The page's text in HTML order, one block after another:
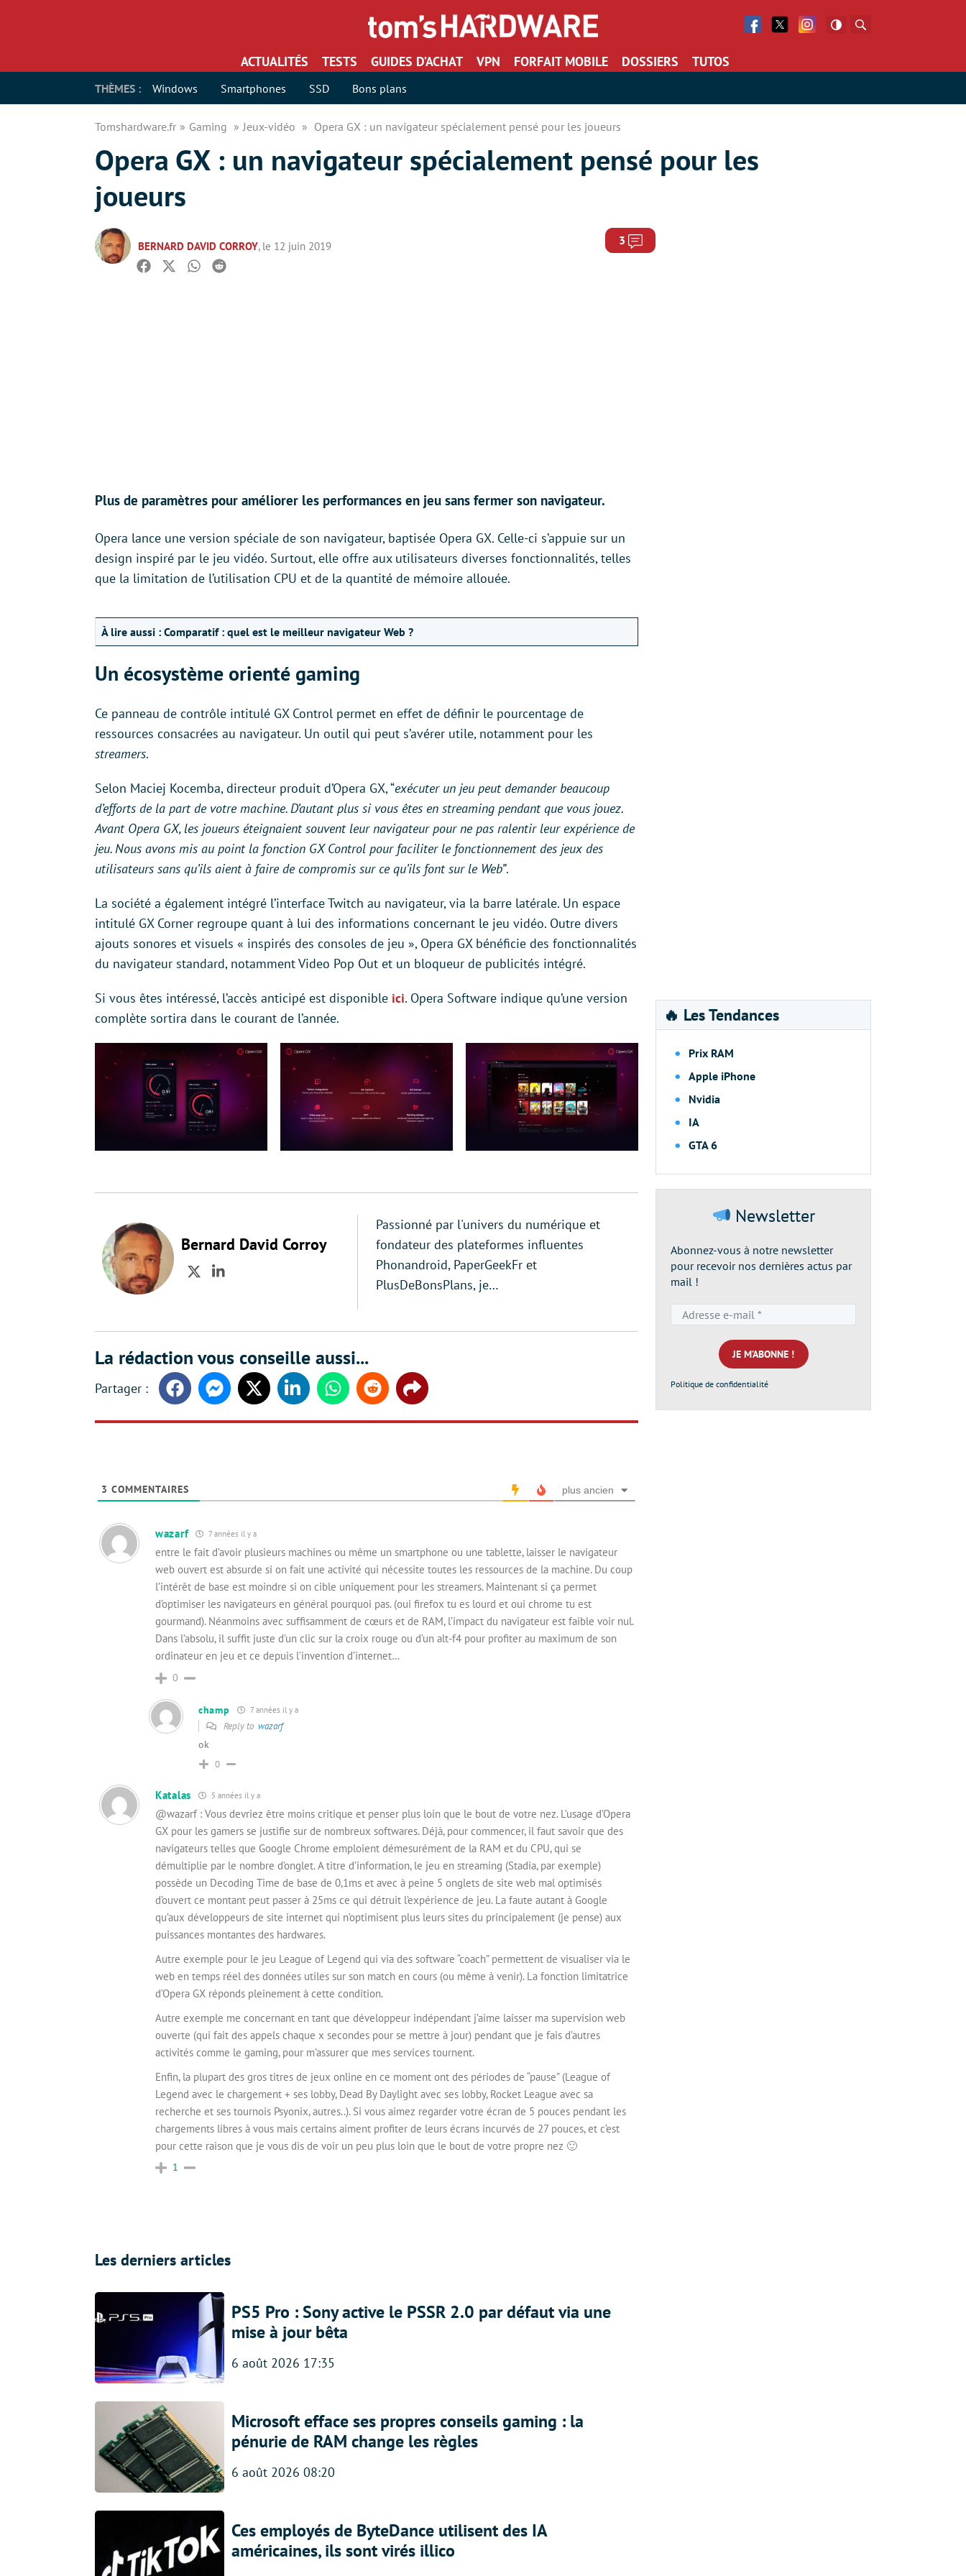
Facebook
Twitter Facebook
ACTUALITÉS TESTS GUIDES D’ACHAT VPN FORFAIT MOBILE DOSSIERS TUTOS
THÈMES : Windows Smartphones SSD Bons plans
Tomshardware.fr Gaming Jeux-vidéo Opera GX : un navigateur spécialement pensé pour les joueurs
Opera GX : un navigateur spécialement pensé pour les
joueurs
BERNARD DAVID CORROY, le 12 juin 2019 3 Commentaires
Facebook
TwitterWhatsapp
Reddit
Plus de paramètres pour améliorer les performances en jeu sans fermer son navigateur.
Opera lance une version spéciale de son navigateur, baptisée Opera GX. Celle-ci s’appuie sur un
design inspiré par le jeu vidéo. Surtout, elle offre aux utilisateurs diverses fonctionnalités, telles
que la limitation de l’utilisation CPU et de la quantité de mémoire allouée.
À lire aussi : Comparatif : quel est le meilleur navigateur Web ?
Un écosystème orienté gaming
Ce panneau de contrôle intitulé GX Control permet en effet de définir le pourcentage de
ressources consacrées au navigateur. Un outil qui peut s’avérer utile, notamment pour les
streamers.
Selon Maciej Kocemba, directeur produit d’Opera GX, “exécuter un jeu peut demander beaucoup
d’efforts de la part de votre machine. D’autant plus si vous êtes en streaming pendant que vous jouez.
Avant Opera GX, les joueurs éteignaient souvent leur navigateur pour ne pas ralentir leur expérience de
jeu. Nous avons mis au point la fonction GX Control pour faciliter le fonctionnement des jeux des
utilisateurs sans qu’ils aient à faire de compromis sur ce qu’ils font sur le Web”.
La société a également intégré l’interface Twitch au navigateur, via la barre latérale. Un espace
intitulé GX Corner regroupe quant à lui des informations concernant le jeu vidéo. Outre divers
ajouts sonores et visuels « inspirés des consoles de jeu », Opera GX bénéficie des fonctionnalités
du navigateur standard, notamment Video Pop Out et un bloqueur de publicités intégré.
Si vous êtes intéressé, l’accès anticipé est disponible ici. Opera Software indique qu’une version
complète sortira dans le courant de l’année.
Bernard David Corroy
TwitterLinkedIn
Passionné par l'univers du numérique et
fondateur des plateformes influentes
Phonandroid, PaperGeekFr et
PlusDeBonsPlans, je…
La rédaction vous conseille aussi...
FacebookMessengerTwitter LinkedinWhatsappReddit Share
3 COMMENTAIRES plus ancien
wazarf 7 années il y a
entre le fait d’avoir plusieurs machines ou même un smartphone ou une tablette, laisser le navigateur
web ouvert est absurde si on fait une activité qui nécessite toutes les ressources de la machine. Du coup
l’intérêt de base est moindre si on cible uniquement pour les streamers. Maintenant si ça permet
d’optimiser les navigateurs en général pourquoi pas. (oui firefox tu es lourd et oui chrome tu est
gourmand). Néanmoins avec suffisamment de cœurs et de RAM, l’impact du navigateur est faible voir nul.
Dans l’absolu, il suffit juste d’un clic sur la croix rouge ou d’un alt-f4 pour profiter au maximum de son
ordinateur en jeu et ce depuis l’invention d’internet…
0
champ 7 années il y a
Reply to wazarf
ok
0
Katalas 5 années il y a
@wazarf : Vous devriez être moins critique et penser plus loin que le bout de votre nez. L’usage d’Opera
GX pour les gamers se justifie sur de nombreux softwares. Déjà, pour commencer, il faut savoir que des
navigateurs telles que Google Chrome emploient démesurément de la RAM et du CPU, qui se
démultiplie par le nombre d’onglet. A titre d’information, le jeu en streaming (Stadia, par exemple)
possède un Decoding Time de base de 0,1ms et avec à peine 5 onglets de site web mal optimisés
d’ouvert ce montant peut passer à 25ms ce qui détruit l’expérience de jeu. La faute autant à Google
qu’aux développeurs de site internet qui n’optimisent plus leurs sites du principalement (je pense) aux
puissances montantes des hardwares.
Autre exemple pour le jeu League of Legend qui via des software “coach” permettent de visualiser via le
web en temps réel des données utiles sur son match en cours (ou même à venir). La fonction limitatrice
d’Opera GX réponds pleinement à cette condition.
Autre exemple me concernant en tant que développeur indépendant j’aime laisser ma supervision web
ouverte (qui fait des appels chaque x secondes pour se mettre à jour) pendant que je fais d’autres
activités comme le gaming, pour m’assurer que mes services tournent.
Enfin, la plupart des gros titres de jeux online en ce moment ont des périodes de “pause” (League of
Legend avec le chargement + ses lobby, Dead By Daylight avec ses lobby, Rocket League avec sa
recherche et ses tournois Psyonix, autres..). Si vous aimez regarder votre écran de 5 pouces pendant les
chargements libres à vous mais certains aiment profiter de leurs écrans incurvés de 27 pouces, et c’est
pour cette raison que je vous dis de voir un peu plus loin que le bout de votre propre nez 🙂
1
Les derniers articles
PS5 Pro : Sony active le PSSR 2.0 par défaut via une
mise à jour bêta
6 août 2026 17:35
Microsoft efface ses propres conseils gaming : la
pénurie de RAM change les règles
6 août 2026 08:20
Ces employés de ByteDance utilisent des IA
américaines, ils sont virés illico
🔥 Les Tendances
Prix RAM
Apple iPhone
Nvidia
IA
GTA 6
Newsletter
Abonnez-vous à notre newsletter
pour recevoir nos dernières actus par
mail !
e-
mail
*
Politique de confidentialité